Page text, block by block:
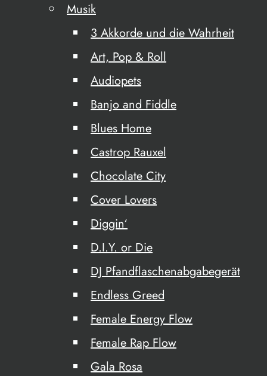
Musik
3 Akkorde und die Wahrheit
Art, Pop & Roll
Audiopets
Banjo and Fiddle
Blues Home
Castrop Rauxel
Chocolate City
Cover Lovers
Diggin‘
D.I.Y. or Die
DJ Pfandflaschenabgabegerät
Endless Greed
Female Energy Flow
Female Rap Flow
Gala Rosa